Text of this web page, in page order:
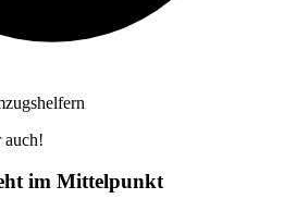
auch!
im Mittelpunkt